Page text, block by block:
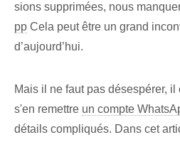
sions supprimées, nous
pp Cela peut être un grand
d’aujourd’hui.
Mais il ne faut pas désespérer,
s'en remettre un compte
détails compliqués. Dans cet